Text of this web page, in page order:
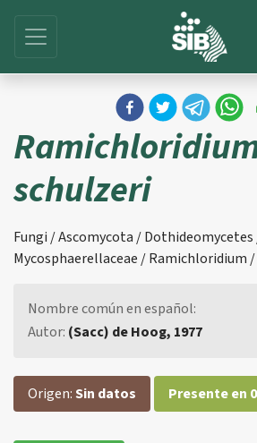
schulzeri
Fungi / Ascomycota /
Mycosphaerellaceae / Ramichloridium
Nombre común en español:
Autor: (Sacc) de Hoog, 1977
Origen:Sin datos Presente en